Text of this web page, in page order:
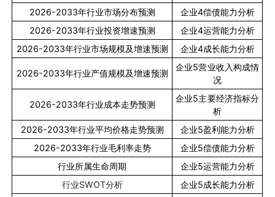
2026-2033年行业市场分布预测 企业4偿债能力分析
2026-2033年行业投资增速预测 企业4运营能力分析
2026-2033年行业市场规模及增速预测 企业4成长能力分析
2026-2033年行业产值规模及增速预测
企业5营业收入构成情
况
2026-2033年行业成本走势预测
企业5主要经济指标分
析
2026-2033年行业平均价格走势预测 企业5盈利能力分析
2026-2033年行业毛利率走势 企业5偿债能力分析
行业所属生命周期
企业5运营能力分析
行业SWOT分析 企业5成长能力分析